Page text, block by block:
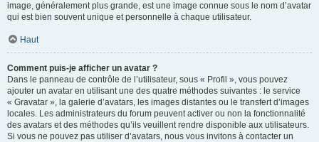
image, généralement plus grande, est une image connue sous le nom d’avatar
qui est bien souvent unique et personnelle à chaque utilisateur.
Haut
Comment puis-je afficher un avatar ?
Dans le panneau de contrôle de l’utilisateur, sous « Profil », vous pouvez
ajouter un avatar en utilisant une des quatre méthodes suivantes : le service
« Gravatar », la galerie d’avatars, les images distantes ou le transfert d’images
locales. Les administrateurs du forum peuvent activer ou non la fonctionnalité
des avatars et des méthodes qu’ils veuillent rendre disponible aux utilisateurs.
Si vous ne pouvez pas utiliser d’avatars, nous vous invitons à contacter un